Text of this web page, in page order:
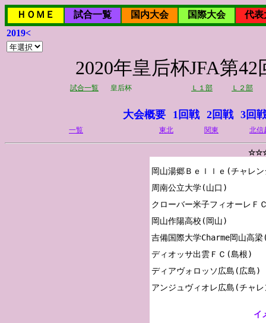
ＨＯＭＥ 試合一覧 国内大会 国際大会
代表
2019<
2020年皇后杯JFA第
試合一覧 皇后杯 Ｌ１部 Ｌ２部
大会概要 1回戦 2回戦 3回
一覧 東北 関東 北信
岡山湯郷Ｂｅｌｌｅ(チャレ
周南公立大学(山口)
クローバー米子フィオーレＦ
岡山作陽高校(岡山)
吉備国際大学Charme岡山高
ディオッサ出雲ＦＣ(島根)
ディアヴォロッソ広島(広島)
イ